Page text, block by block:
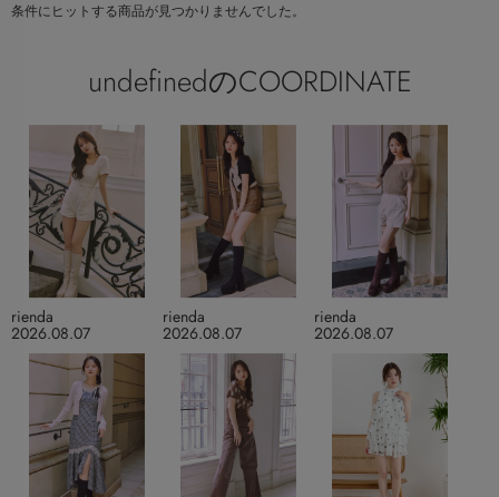
条件にヒットする商品が見つかりませんでした。
undefinedのCOORDINATE
2026.08.07
rienda
2026.08.07
rienda
2026.08.07
rienda